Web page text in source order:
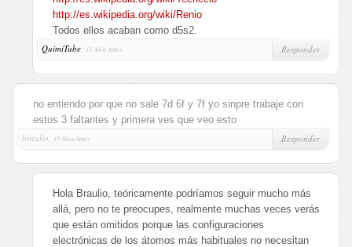
http://es.wikipedia.org/wiki/Renio
Todos ellos acaban como d5s2.
QuimiTube, 11 Años Antes Responder
no entiendo por que no sale 7d 6f y 7f yo sinpre trabaje con
estos 3 faltantes y primera ves que veo esto
braulio,
11 Años Antes Responder
Hola Braulio, teóricamente podríamos seguir mucho más
allá, pero no te preocupes, realmente muchas veces verás
que están omitidos porque las configuraciones
electrónicas de los átomos más habituales no necesitan